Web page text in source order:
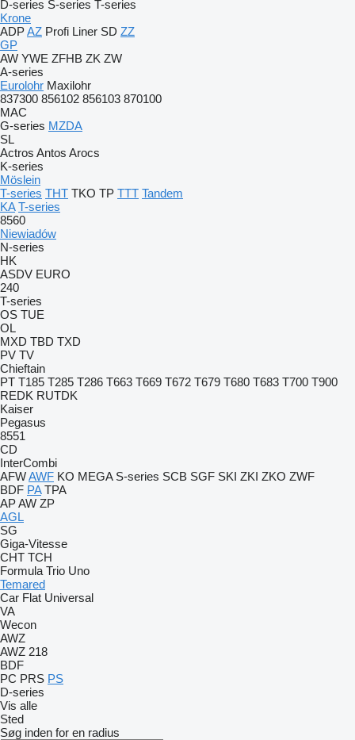
D-series S-series T-series
Krone
ADPAZ Profi Liner SD ZZ
GP
AW YWE ZFHB ZK ZW
A-series
Eurolohr Maxilohr
837300 856102 856103 870100
MAC
G-series MZDA
SL
Actros Antos Arocs
K-series
Möslein
T-series THT TKO TP TTT Tandem
KA T-series
8560
Niewiadów
N-series
HK
ASDV EURO
240
T-series
OS TUE
OL
MXD TBD TXD
PV TV
Chieftain
PT T185 T285 T286 T663 T669 T672 T679 T680 T683 T700 T900
REDK RUTDK
Kaiser
Pegasus
8551
CD
InterCombi
AFWAWF KO MEGA S-series SCB SGF SKI ZKI ZKO ZWF
BDF PA TPA
APAW ZP
AGL
SG
Giga-Vitesse
CHT TCH
Formula Trio Uno
Temared
Car Flat Universal
VA
Wecon
AWZ
AWZ 218
BDF
PC PRS PS
D-series
Vis alle
Sted
Søg inden for en radius